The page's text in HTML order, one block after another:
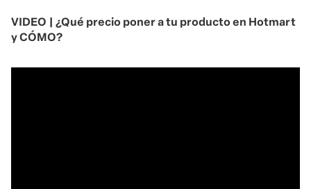
VIDEO | ¿Qué precio poner a tu producto en Hotmart
y CÓMO?